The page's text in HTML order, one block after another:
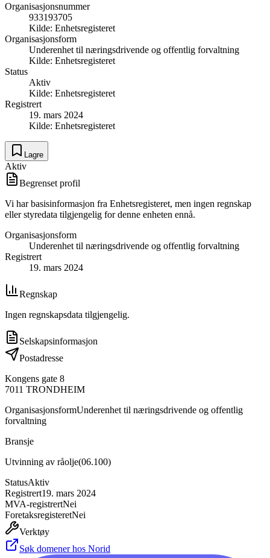
Organisasjonsnummer
933193705
Kilde: Enhetsregisteret
Organisasjonsform
Underenhet til næringsdrivende og offentlig forvaltning
Kilde: Enhetsregisteret
Status
Aktiv
Kilde: Enhetsregisteret
Registrert
19. mars 2024
Kilde: Enhetsregisteret
Lagre
Aktiv
Begrenset profil
Vi har basisinformasjon fra Enhetsregisteret, men ingen regnskap
eller styredata tilgjengelig for denne enheten ennå.
Organisasjonsform
Underenhet til næringsdrivende og offentlig forvaltning
Registrert
19. mars 2024
Regnskap
Ingen regnskapsdata tilgjengelig.
Selskapsinformasjon
Postadresse
Kongens gate 8
7011 TRONDHEIM
OrganisasjonsformUnderenhet til næringsdrivende og offentlig
forvaltning
Bransje
Utvinning av råolje(06.100)
StatusAktiv
Registrert19. mars 2024
MVA-registrertNei
ForetaksregisteretNei
Verktøy
Søk domener hos Norid